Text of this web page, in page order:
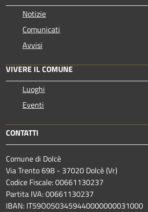
Notizie
Comunicati
Avvisi
VIVERE IL COMUNE
Luoghi
Eventi
CONTATTI
Comune di Dolcè
Via Trento 698 - 37020 Dolcè (Vr)
Codice Fiscale: 00661130237
Partita IVA: 00661130237
IBAN: IT59O0503459440000000031000